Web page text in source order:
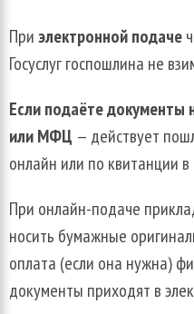
Приэлектронной подаче
Госуслуг госпошлина не
Если подаёте документы
или МФЦ — действует
онлайн или по квитанции в
При онлайн-подаче
носить бумажные
оплата (если она нужна)
документы приходят в